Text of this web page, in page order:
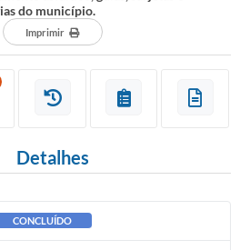
do município.
Imprimir
Detalhes
CONCLUÍDO